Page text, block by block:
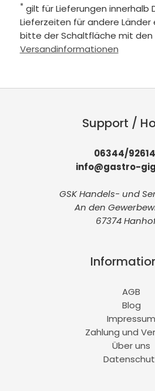
* gilt für Lieferungen innerhalb
Lieferzeiten für andere Länder
bitte der Schaltfläche mit den
Versandinformationen
Support /
06344/
info@gastro-
GSK Handels- und
An den
67374
AGB
Blog
Impressum
Zahlung und
Über uns